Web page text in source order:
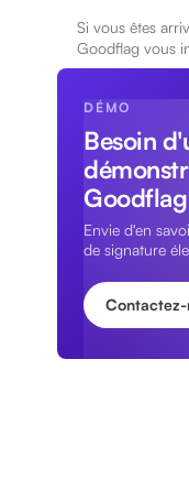
Si vous êtes
Goodflag vous
DÉMO
Besoin
Goodflag
Envie d'en
de signature
Contactez-